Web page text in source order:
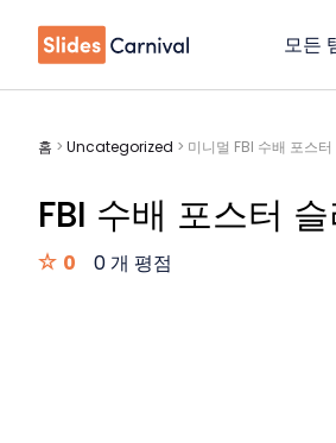
모든
홈 > Uncategorized > 미니멀 FBI 수배 포스터
FBI 수배 포스터
0 0 개 평점